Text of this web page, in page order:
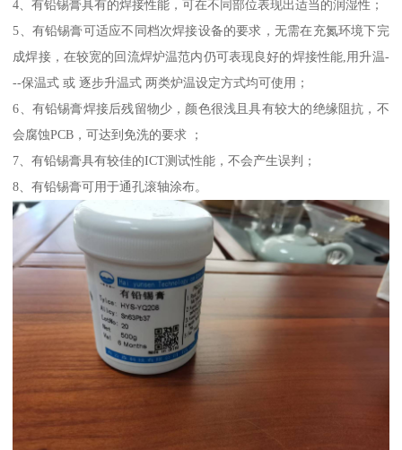
4、有铅锡膏具有的焊接性能，可在不同部位表现出适当的润湿性；
5、有铅锡膏可适应不同档次焊接设备的要求，无需在充氮环境下完
成焊接，在较宽的回流焊炉温范内仍可表现良好的焊接性能,用升温-
--保温式 或 逐步升温式 两类炉温设定方式均可使用；
6、有铅锡膏焊接后残留物少，颜色很浅且具有较大的绝缘阻抗，不
会腐蚀PCB，可达到免洗的要求 ；
7、有铅锡膏具有较佳的ICT测试性能，不会产生误判；
8、有铅锡膏可用于通孔滚轴涂布。